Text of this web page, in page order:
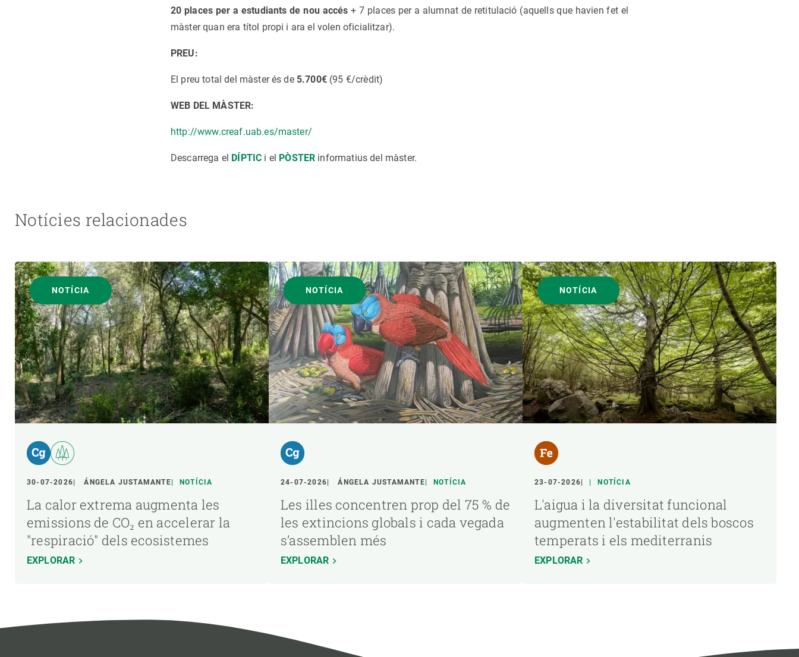
20 places per a estudiants de nou accés + 7 places per a alumnat de retitulació (aquells que havien fet el
màster quan era títol propi i ara el volen oficialitzar).
PREU:
El preu total del màster és de 5.700€(95 €/crèdit)
WEB DEL MÀSTER:
http://www.creaf.uab.es/master/
Descarrega el DÍPTIC i el PÒSTER informatius del màster.
Notícies relacionades
NOTÍCIA
30-07-2026 ÁNGELA JUSTAMANTE NOTÍCIA
La calor extrema augmenta les
emissions de CO₂ en accelerar la
"respiració" dels ecosistemes
EXPLORAR
NOTÍCIA
24-07-2026 ÁNGELA JUSTAMANTE NOTÍCIA
Les illes concentren prop del 75 % de
les extincions globals i cada vegada
s’assemblen més
EXPLORAR
NOTÍCIA
23-07-2026 NOTÍCIA
L'aigua i la diversitat funcional
augmenten l'estabilitat dels boscos
temperats i els mediterranis
EXPLORAR